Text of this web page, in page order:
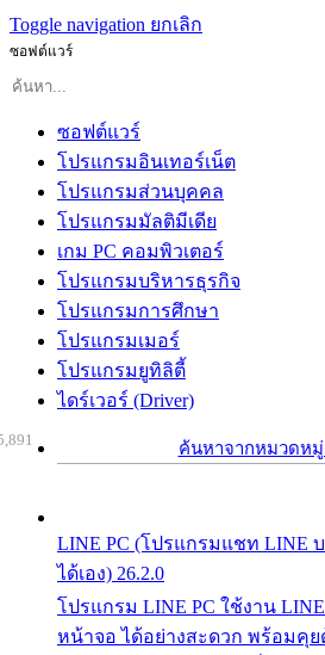
Toggle navigation ยกเลิก
ซอฟต์แวร์
ซอฟต์แวร์
โปรแกรมอินเทอร์เน็ต
โปรแกรมส่วนบุคคล
โปรแกรมมัลติมีเดีย
เกม PC คอมพิวเตอร์
โปรแกรมบริหารธุรกิจ
โปรแกรมการศึกษา
โปรแกรมเมอร์
โปรแกรมยูทิลิตี้
ไดร์เวอร์ (Driver)
ค้นหาจากหมวดห
LINE PC (โปรแกรมแชท LINE
ได้เอง) 26.2.0
โปรแกรม LINE PC ใช้งาน
หน้าจอ ได้อย่างสะดวก พร้อมคุย